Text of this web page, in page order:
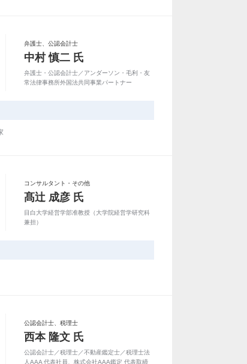
弁護士、公認会計士
中村 慎二 氏
弁護士・公認会計士／アンダーソン・毛利・友
常法律事務所外国法共同事業パートナー
コンサルタント・その他
髙辻 成彦 氏
目白大学経営学部准教授（大学院経営学研究科
兼担）
公認会計士、税理士
西本 隆文 氏
公認会計士／税理士／不動産鑑定士／税理士法
人AAA 代表社員、株式会社AAA鑑定 代表取締